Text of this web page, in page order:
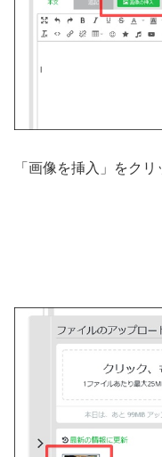
「画像を挿入」をクリ